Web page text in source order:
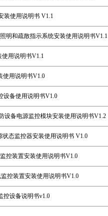
装使用说明书 V1.1
明和疏散指示系统安装使用说明书V1.1
使用说明书V1.1
使用说明书V1.0
设备使用说明书V1.0
设备电源监控模块安装使用说明书V1.2
状态监控器安装使用说明书 V1.0
控装置安装使用说明书V1.0
控装置安装使用说明书V1.0
控设备说明书v1.0